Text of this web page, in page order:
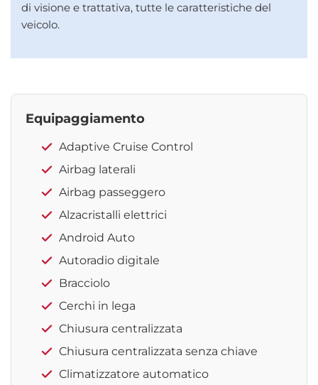
di visione e trattativa, tutte le caratteristiche del
veicolo.
Equipaggiamento
Adaptive Cruise Control
Airbag laterali
Airbag passeggero
Alzacristalli elettrici
Android Auto
Autoradio digitale
Bracciolo
Cerchi in lega
Chiusura centralizzata
Chiusura centralizzata senza chiave
Climatizzatore automatico